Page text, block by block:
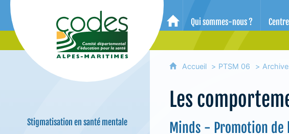
CoDES 06 - Comité départemental d'éducation
Accueil
Qui sommes-nous ?
Stigmatisation en santé mentale
Accueil PTSM 06
Les
Minds - Promotion de